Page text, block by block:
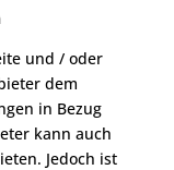
und / oder
dem
in Bezug
kann auch
Jedoch ist